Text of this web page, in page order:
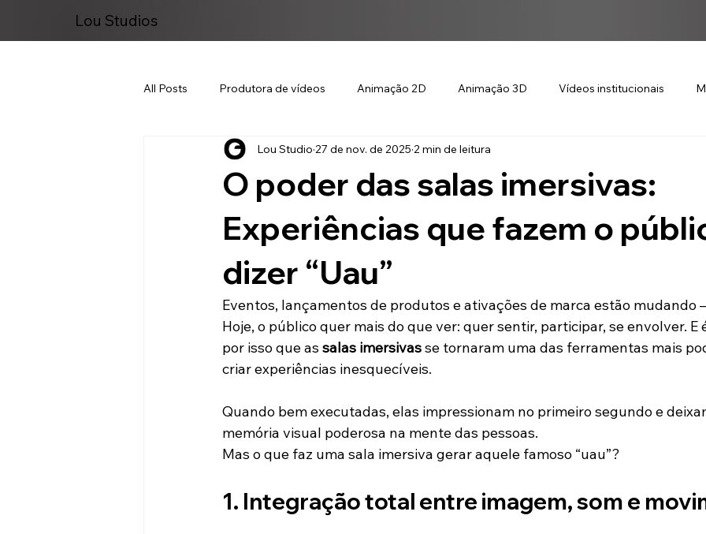
Lou Studios
All Posts Produtora de vídeos Animação 2D Animação 3D Vídeos institucionais
Marketing Digital
O poder das salas imersivas:
Experiências que fazem o
dizer “Uau”
Lou Studio 27 de nov. de 2025 2 min de leitura
Eventos, lançamentos de produtos e ativações de marca estão mudando
Hoje, o público quer mais do que ver: quer sentir, participar, se envolver. E
por isso que as salas imersivas se tornaram uma das ferramentas mais
criar experiências inesquecíveis.
Quando bem executadas, elas impressionam no primeiro segundo e
memória visual poderosa na mente das pessoas.
Mas o que faz uma sala imersiva gerar aquele famoso “uau”?
1. Integração total entre imagem, som e